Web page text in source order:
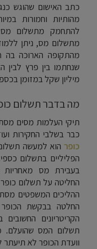
כתב האישום שהוגש
מהותיות וחמורות
להתחמק מתשלום
מתשלום מס, ניתן
מהתקופה הארוכה בה
מיליון שקל במזומן
מה בדבר תשלום
תיקי העלמות מסים
כבר בשלבי החקירות
כופר הוא למעשה
הפליליים בתשלום
בעבירת מס
החליטה על תשלום כופר
ההליכים המשפטים
החלטה בבקשת
הקריטריונים
תשלום המס שהועלם.
וועדת הכופר לא